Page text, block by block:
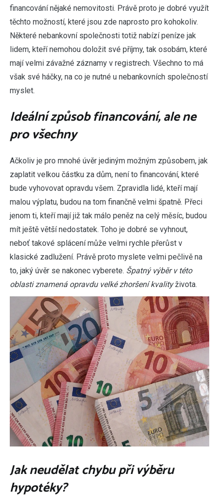
financování nějaké nemovitosti. Právě proto je dobré využít
těchto možností, které jsou zde naprosto pro kohokoliv.
Některé nebankovní společnosti totiž nabízí peníze jak
lidem, kteří nemohou doložit své příjmy, tak osobám, které
mají velmi závažné záznamy v registrech. Všechno to má
však své háčky, na co je nutné u nebankovních společností
myslet.
Ideální způsob financování, ale ne
pro všechny
Ačkoliv je pro mnohé úvěr jediným možným způsobem, jak
zaplatit velkou částku za dům, není to financování, které
bude vyhovovat opravdu všem. Zpravidla lidé, kteří mají
malou výplatu, budou na tom finančně velmi špatně. Přeci
jenom ti, kteří mají již tak málo peněz na celý měsíc, budou
mít ještě větší nedostatek. Toho je dobré se vyhnout,
neboť takové splácení může velmi rychle přerůst v
klasické zadlužení. Právě proto myslete velmi pečlivě na
to, jaký úvěr se nakonec vyberete. Špatný výběr v této
oblasti znamená opravdu velké zhoršení kvalityživota.
Jak neudělat chybu při výběru
hypotéky?